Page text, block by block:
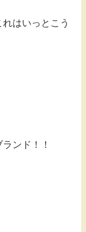
はいっとこう
ンド！！